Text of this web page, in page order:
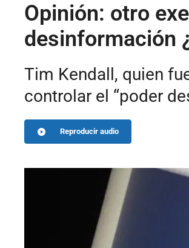
Opinión: otro
desinformación
Tim Kendall, quien
controlar el “poder
Reproducir audio